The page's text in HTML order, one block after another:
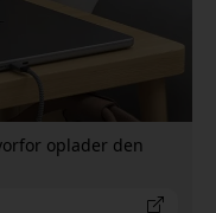
oplader den